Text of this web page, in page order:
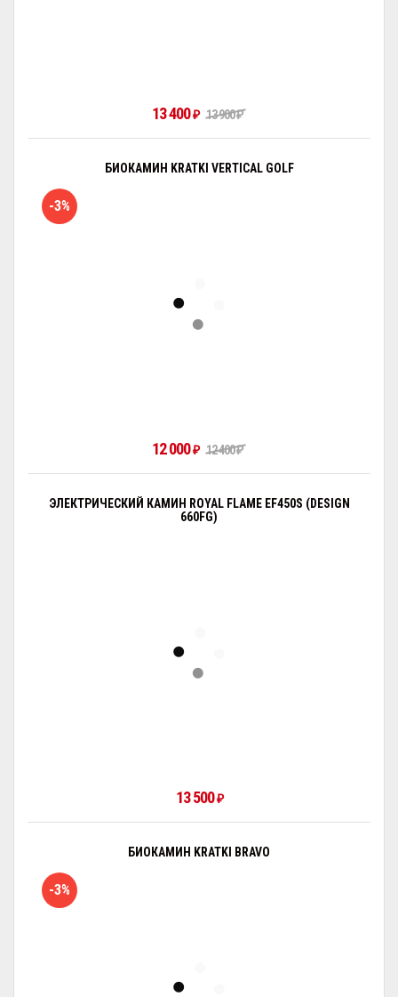
13 400₽ 13 900₽
БИОКАМИН KRATKI VERTICAL GOLF
-3%
12 000₽ 12 400₽
ЭЛЕКТРИЧЕСКИЙ КАМИН ROYAL FLAME EF450S (DESIGN
660FG)
13 500₽
БИОКАМИН KRATKI BRAVO
-3%